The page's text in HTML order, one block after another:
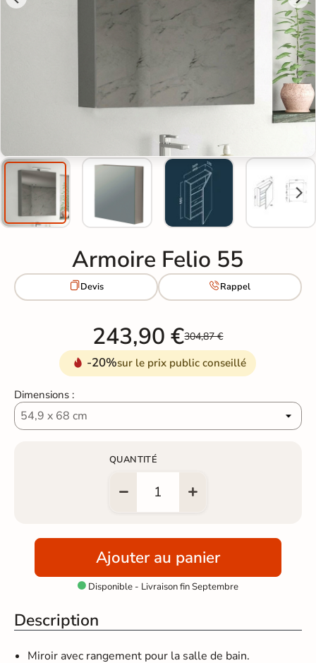
Armoire Felio 55
Devis Rappel
243,90 €304,87 €
-20%sur le prix public conseillé
Dimensions :
QUANTITÉ
Ajouter au panier
 Disponible - Livraison fin Septembre
Description
Miroir avec rangement pour la salle de bain.